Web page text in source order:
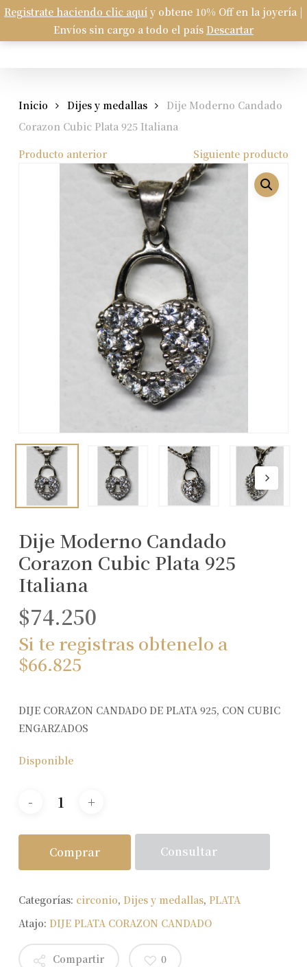
Registrate haciendo clic aquí y obtene 10% Off en la joyería |
Envíos sin cargo a todo el país Descartar
Skip
main
search
Carrito Cart
Inicio Dijes y medallas
Dije Moderno Candado
Corazon Cubic Plata 925 Italiana
Producto anterior
Siguiente producto
Dije Moderno Candado
Corazon Cubic Plata 925
Italiana
$74.250
Si te registras obtenelo a
$66.825
DIJE CORAZON CANDADO DE PLATA 925, CON CUBIC
ENGARZADOS
Disponible
Comprar Consultar
Categorías: circonio, Dijes y medallas, PLATA
Atajo: DIJE PLATA CORAZON CANDADO
Compartir 0